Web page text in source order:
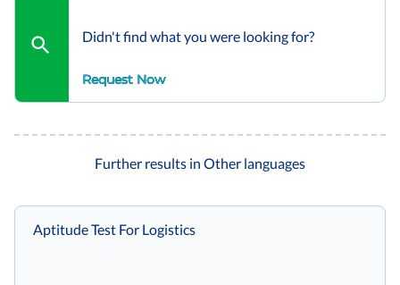
Didn't find what you were looking for?
Request Now
Further results in Other languages
Aptitude Test For Logistics